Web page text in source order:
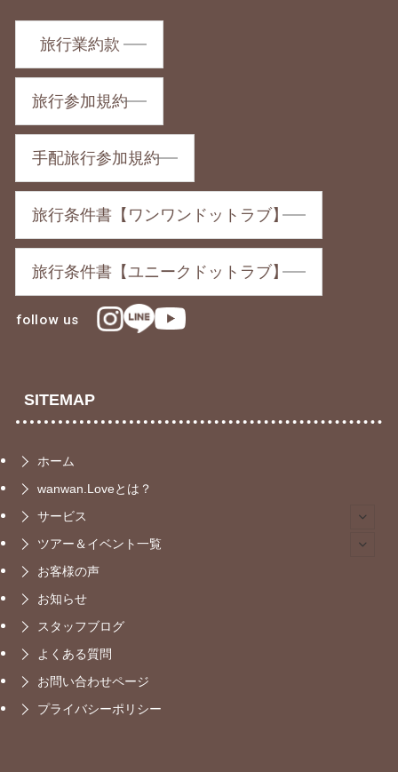
旅行業約款
旅行参加規約
手配旅行参加規約
旅行条件書【ワンワンドットラブ】
旅行条件書【ユニークドットラブ】
follow us
SITEMAP
ホーム
wanwan.Loveとは？
サービス
ツアー＆イベント一覧
お客様の声
お知らせ
スタッフブログ
よくある質問
お問い合わせページ
プライバシーポリシー